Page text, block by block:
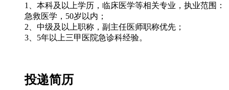
1、本科及以上学历，临床医学等相关专业，执业范围：
急救医学，50岁以内；
2、中级及以上职称，副主任医师职称优先；
3、5年以上三甲医院急诊科经验。
投递简历